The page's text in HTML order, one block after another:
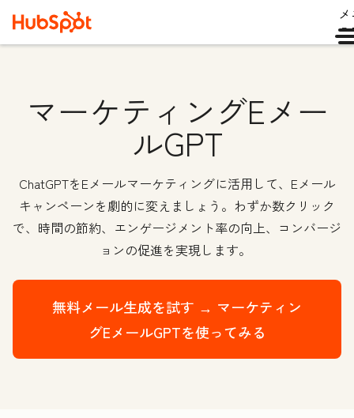
マーケティングEメー
ルGPT
ChatGPTをEメールマーケティングに活用して、Eメール
キャンペーンを劇的に変えましょう。わずか数クリック
で、時間の節約、エンゲージメント率の向上、コンバージ
ョンの促進を実現します。
無料メール生成を試す → マーケティン
グEメールGPTを使ってみる